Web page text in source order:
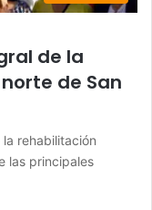
de la
de San
la rehabilitación
las principales